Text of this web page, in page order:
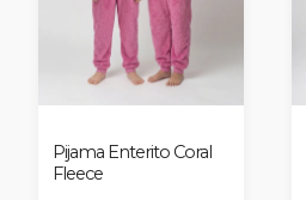
Pijama Enterito Coral
Fleece